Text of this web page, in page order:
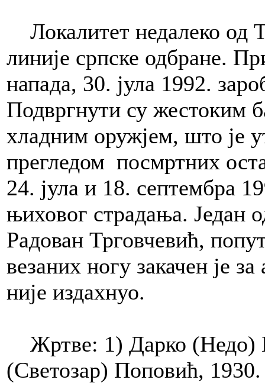
Локалитет недалеко од
линије српске одбране.
напада, 30. јула 1992.
Подвргнути су жестоким
хладним оружјем, што је
прегледом посмртних
24. јула и 18. септембра
њиховог страдања. Један
Радован Трговчевић,
везаних ногу закачен је
није издахнуо.
Жртве: 1) Дарко (Недо)
(Светозар) Поповић,